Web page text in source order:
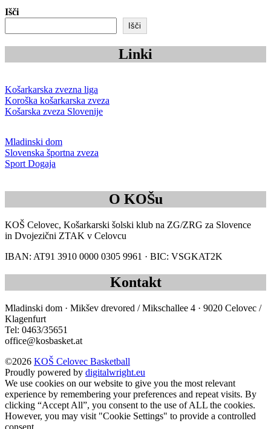
Išči
Išči
Linki
Košarkarska zvezna liga
Koroška košarkarska zveza
Košarska zveza Slovenije
Mladinski dom
Slovenska športna zveza
Sport Dogaja
O KOŠu
KOŠ Celovec, Košarkarski šolski klub na ZG/ZRG za Slovence
in Dvojezični ZTAK v Celovcu
IBAN: AT91 3910 0000 0305 9961 · BIC: VSGKAT2K
Kontakt
Mladinski dom · Mikšev drevored / Mikschallee 4 · 9020 Celovec /
Klagenfurt
Tel: 0463/35651
office@kosbasket.at
©2026 KOŠ Celovec Basketball
Proudly powered by digitalwright.eu
We use cookies on our website to give you the most relevant
experience by remembering your preferences and repeat visits. By
clicking “Accept All”, you consent to the use of ALL the cookies.
However, you may visit "Cookie Settings" to provide a controlled
consent.